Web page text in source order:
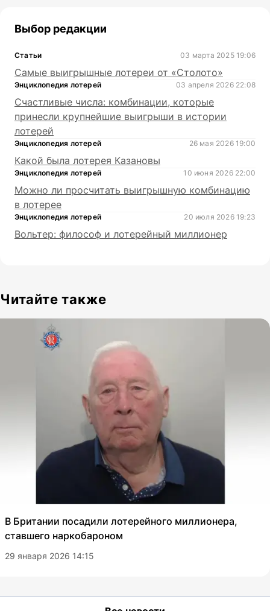
Выбор редакции
Статьи 03 марта 2025 19:06
Самые выигрышные лотереи от «Столото»
Энциклопедия лотерей 03 апреля 2026 22:08
Счастливые числа: комбинации, которые
принесли крупнейшие выигрыши в истории
лотерей
Энциклопедия лотерей 26 мая 2026 19:00
Какой была лотерея Казановы
Энциклопедия лотерей 10 июня 2026 22:00
Можно ли просчитать выигрышную комбинацию
в лотерее
Энциклопедия лотерей 20 июля 2026 19:23
Вольтер: философ и лотерейный миллионер
Читайте также
В Британии посадили лотерейного миллионера,
ставшего наркобароном
29 января 2026 14:15